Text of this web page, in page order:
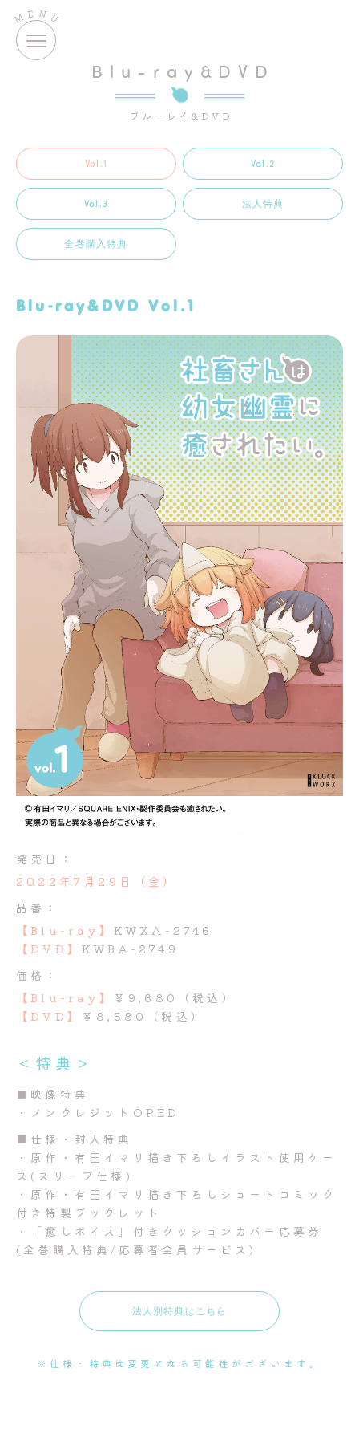
ME N U
Blu-ray&DVD
ブルーレイ&DVD
Vol.1 Vol.2
Vol.3 法人特典
全巻購入特典
Blu-ray&DVD Vol.1
発売日：
2022年7月29日（金）
品番：
【Blu-ray】 KWXA-2746
【DVD】 KWBA-2749
価格：
【Blu-ray】
￥9,680（税込）
【DVD】 ￥8,580（税込）
＜特典＞
■映像特典
・ノンクレジットOPED
■仕様・封入特典
・原作・有田イマリ描き下ろしイラスト使用ケー
ス(スリーブ仕様)
・原作・有田イマリ描き下ろしショートコミック
付き特製ブックレット
・「癒しボイス」付きクッションカバー応募券
(全巻購入特典/応募者全員サービス)
法人別特典はこちら
※仕様・特典は変更となる可能性がございます。